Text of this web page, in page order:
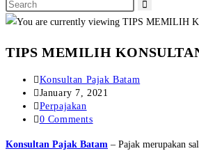
TIPS MEMILIH
Konsultan Pajak Batam
January 7, 2021
Perpajakan
0 Comments
Konsultan Pajak Batam – Pajak merupakan